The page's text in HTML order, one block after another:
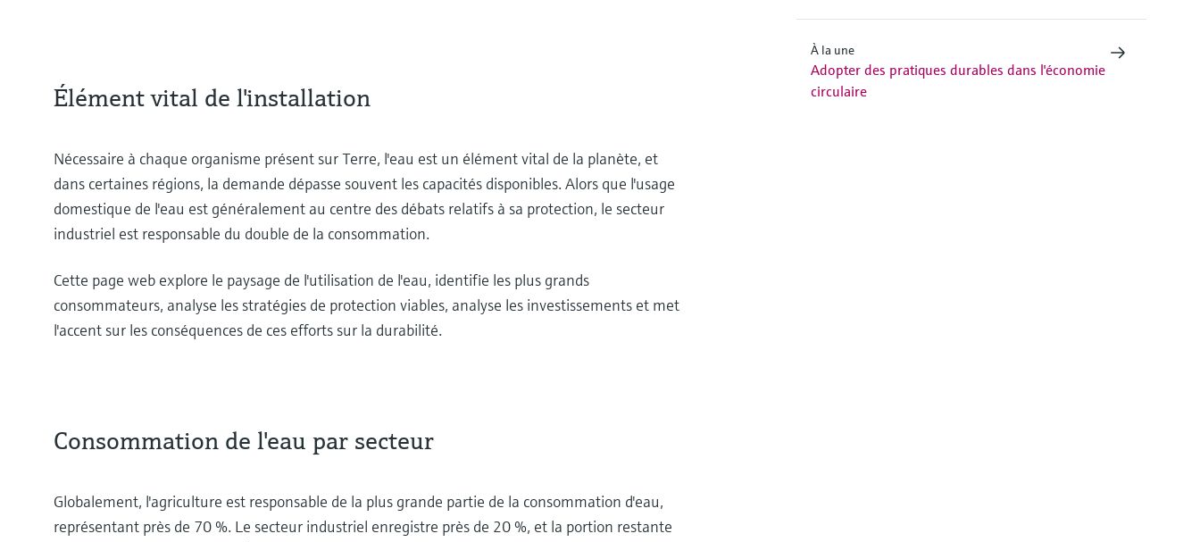
Élément vital de l'installation
Nécessaire à chaque organisme présent sur Terre, l'eau est un élément vital de la planète, et
dans certaines régions, la demande dépasse souvent les capacités disponibles. Alors que l'usage
domestique de l'eau est généralement au centre des débats relatifs à sa protection, le secteur
industriel est responsable du double de la consommation.
Cette page web explore le paysage de l'utilisation de l'eau, identifie les plus grands
consommateurs, analyse les stratégies de protection viables, analyse les investissements et met
l'accent sur les conséquences de ces efforts sur la durabilité.
Consommation de l'eau par secteur
Globalement, l'agriculture est responsable de la plus grande partie de la consommation d'eau,
représentant près de 70 %. Le secteur industriel enregistre près de 20 %, et la portion restante
À la une
Adopter des pratiques durables dans l'économie
circulaire